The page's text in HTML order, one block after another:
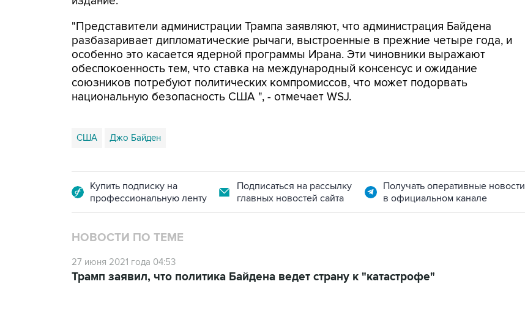
"Представители администрации Трампа заявляют, что администрация Байдена
разбазаривает дипломатические рычаги, выстроенные в прежние четыре года, и
особенно это касается ядерной программы Ирана. Эти чиновники выражают
обеспокоенность тем, что ставка на международный консенсус и ожидание
союзников потребуют политических компромиссов, что может подорвать
национальную безопасность США ", - отмечает WSJ.
США Джо Байден
Купить подписку на
профессиональную ленту
Подписаться на рассылку
главных новостей сайта
Получать оперативные новости
в официальном канале
НОВОСТИ ПО ТЕМЕ
27 июня 2021 года 04:53
Трамп заявил, что политика Байдена ведет страну к "катастрофе"